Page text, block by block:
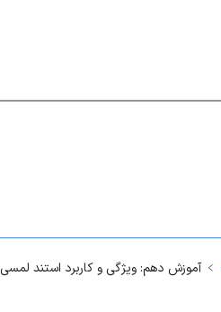
﹥ آموزش دهم: ویژگی و کاربرد استند لمسی